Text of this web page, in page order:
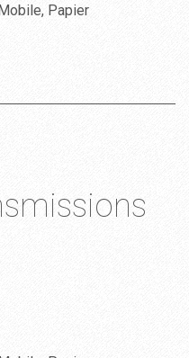
, Papier